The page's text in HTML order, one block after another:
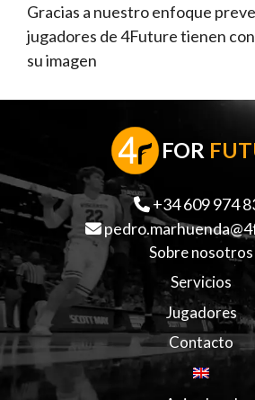
Gracias a nuestro enfoque
jugadores de 4Future tienen
su imagen
FOR
+34 609 974
Sobre nosotros
Servicios
Jugadores
Contacto